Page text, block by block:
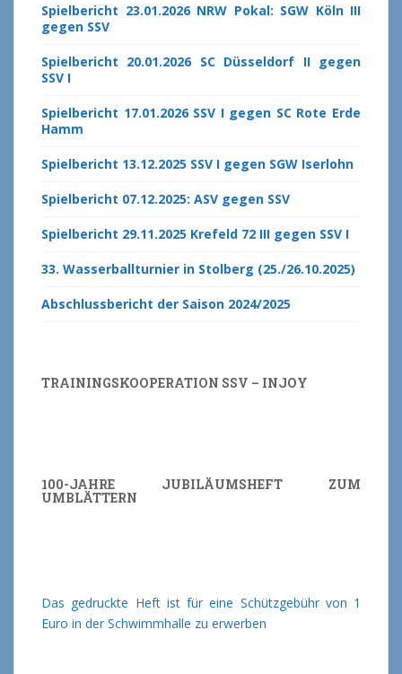
Spielbericht 23.01.2026 NRW Pokal: SGW Köln III
gegen SSV
Spielbericht 20.01.2026 SC Düsseldorf II gegen
SSV I
Spielbericht 17.01.2026 SSV I gegen SC Rote Erde
Hamm
Spielbericht 13.12.2025 SSV I gegen SGW Iserlohn
Spielbericht 07.12.2025: ASV gegen SSV
Spielbericht 29.11.2025 Krefeld 72 III gegen SSV I
33. Wasserballturnier in Stolberg (25./26.10.2025)
Abschlussbericht der Saison 2024/2025
TRAININGSKOOPERATION SSV – INJOY
100-JAHRE JUBILÄUMSHEFT ZUM
UMBLÄTTERN
Das gedruckte Heft ist für eine Schützgebühr von 1
Euro in der Schwimmhalle zu erwerben